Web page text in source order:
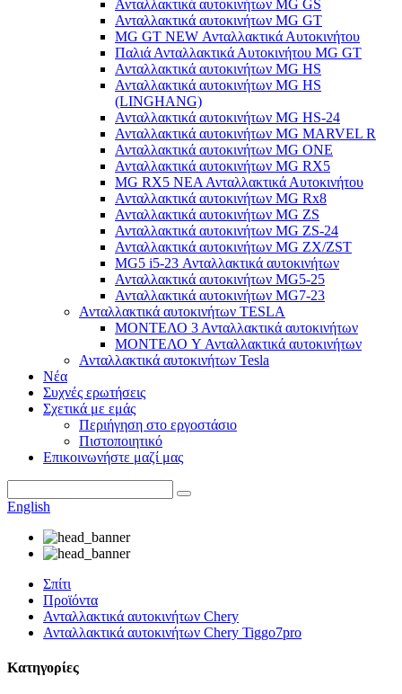
Ανταλλακτικά αυτοκινήτων MG GS
Ανταλλακτικά αυτοκινήτων MG GT
MG GT NEW Ανταλλακτικά Αυτοκινήτου
Παλιά Ανταλλακτικά Αυτοκινήτου MG GT
Ανταλλακτικά αυτοκινήτων MG HS
Ανταλλακτικά αυτοκινήτων MG HS
(LINGHANG)
Ανταλλακτικά αυτοκινήτων MG HS-24
Ανταλλακτικά αυτοκινήτων MG MARVEL R
Ανταλλακτικά αυτοκινήτων MG ONE
Ανταλλακτικά αυτοκινήτων MG RX5
MG RX5 ΝΕΑ Ανταλλακτικά Αυτοκινήτου
Ανταλλακτικά αυτοκινήτων MG Rx8
Ανταλλακτικά αυτοκινήτων MG ZS
Ανταλλακτικά αυτοκινήτων MG ZS-24
Ανταλλακτικά αυτοκινήτων MG ZX/ZST
MG5 i5-23 Ανταλλακτικά αυτοκινήτων
Ανταλλακτικά αυτοκινήτων MG5-25
Ανταλλακτικά αυτοκινήτων MG7-23
Ανταλλακτικά αυτοκινήτων TESLA
ΜΟΝΤΕΛΟ 3 Ανταλλακτικά αυτοκινήτων
ΜΟΝΤΕΛΟ Y Ανταλλακτικά αυτοκινήτων
Ανταλλακτικά αυτοκινήτων Tesla
Νέα
Συχνές ερωτήσεις
Σχετικά με εμάς
Περιήγηση στο εργοστάσιο
Πιστοποιητικό
Επικοινωνήστε μαζί μας
English
Σπίτι
Προϊόντα
Ανταλλακτικά αυτοκινήτων Chery
Ανταλλακτικά αυτοκινήτων Chery Tiggo7pro
Κατηγορίες